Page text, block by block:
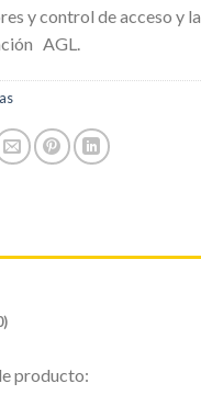
y control de acceso y la
AGL.
producto: